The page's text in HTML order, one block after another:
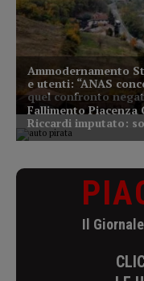
Il